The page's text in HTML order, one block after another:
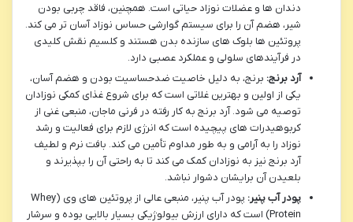
دندان ها و عضلات نوزاد حیاتی است. همچنین، فاقد چربی بودن
شیر، هضم آن را برای سیستم گوارشی حساس نوزاد آسان تر می کند.
پروتئین ها بلوک های سازنده بدن هستند و کلسیم نقش کلیدی
در فرآیندهای سلولی و عملکرد عصبی دارد.
آرد برنج: برنج، به دلیل خاصیت ضدحساسیت بودن و هضم آسان،
یکی از اولین و بهترین غلاتی است که برای شروع غذای کمکی نوزادان
توصیه می شود. آرد برنج به کار رفته در فرنی ماجان، منبعی غنی از
کربوهیدرات های پیچیده است که انرژی لازم برای فعالیت و رشد
نوزاد را به آرامی و به طور مداوم تأمین می کند. بافت نرم و لطیف
آرد برنج نیز به نوزادان کمک می کند تا به راحتی آن را بپذیرند و
بلعیدن آن برایشان دشوار نباشد.
پودر آب پنیر:
پودر آب پنیر، منبعی عالی از پروتئین های وی (Whey
Protein) است که دارای ارزش بیولوژیکی بسیار بالایی بوده و سرشار